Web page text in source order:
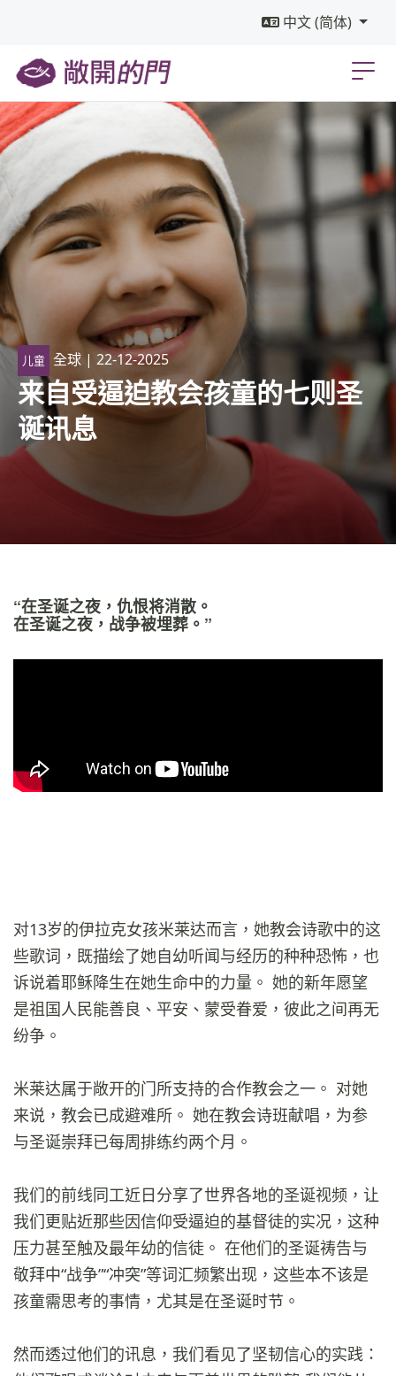
中文 (简体)
儿童 全球 | 22-12-2025
来自受逼迫教会孩童的七则圣
诞讯息
“在圣诞之夜，仇恨将消散。
在圣诞之夜，战争被埋葬。”
对13岁的伊拉克女孩米莱达而言，她教会诗歌中的这
些歌词，既描绘了她自幼听闻与经历的种种恐怖，也
诉说着耶稣降生在她生命中的力量。 她的新年愿望
是祖国人民能善良、平安、蒙受眷爱，彼此之间再无
纷争。
米莱达属于敞开的门所支持的合作教会之一。 对她
来说，教会已成避难所。 她在教会诗班献唱，为参
与圣诞崇拜已每周排练约两个月。
我们的前线同工近日分享了世界各地的圣诞视频，让
我们更贴近那些因信仰受逼迫的基督徒的实况，这种
压力甚至触及最年幼的信徒。 在他们的圣诞祷告与
敬拜中“战争”“冲突”等词汇频繁出现，这些本不该是
孩童需思考的事情，尤其是在圣诞时节。
然而透过他们的讯息，我们看见了坚韧信心的实践：